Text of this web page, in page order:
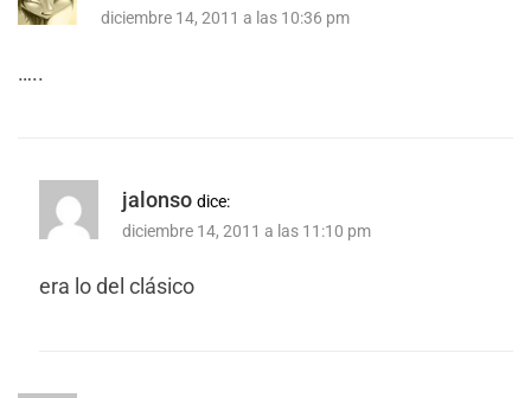
diciembre 14, 2011 a las 10:36 pm
…..
jalonso dice:
diciembre 14, 2011 a las 11:10 pm
era lo del clásico